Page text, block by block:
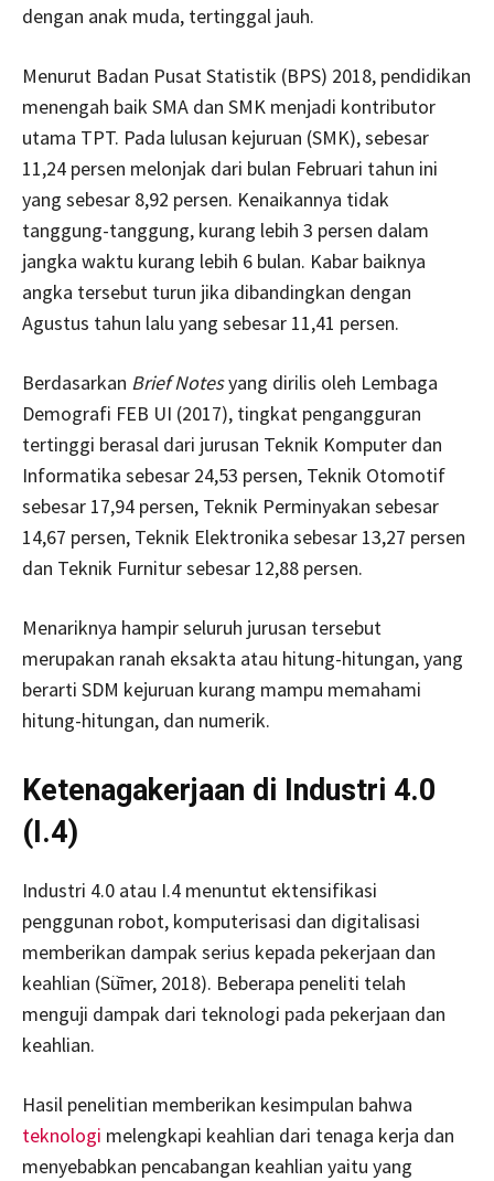
dengan anak muda, tertinggal jauh.
Menurut Badan Pusat Statistik (BPS) 2018, pendidikan
menengah baik SMA dan SMK menjadi kontributor
utama TPT. Pada lulusan kejuruan (SMK), sebesar
11,24 persen melonjak dari bulan Februari tahun ini
yang sebesar 8,92 persen. Kenaikannya tidak
tanggung-tanggung, kurang lebih 3 persen dalam
jangka waktu kurang lebih 6 bulan. Kabar baiknya
angka tersebut turun jika dibandingkan dengan
Agustus tahun lalu yang sebesar 11,41 persen.
Berdasarkan Brief Notesyang dirilis oleh Lembaga
Demografi FEB UI (2017), tingkat pengangguran
tertinggi berasal dari jurusan Teknik Komputer dan
Informatika sebesar 24,53 persen, Teknik Otomotif
sebesar 17,94 persen, Teknik Perminyakan sebesar
14,67 persen, Teknik Elektronika sebesar 13,27 persen
dan Teknik Furnitur sebesar 12,88 persen.
Menariknya hampir seluruh jurusan tersebut
merupakan ranah eksakta atau hitung-hitungan, yang
berarti SDM kejuruan kurang mampu memahami
hitung-hitungan, dan numerik.
Ketenagakerjaan di Industri 4.0
(I.4)
Industri 4.0 atau I.4 menuntut ektensifikasi
penggunan robot, komputerisasi dan digitalisasi
memberikan dampak serius kepada pekerjaan dan
keahlian (Sǖmer, 2018). Beberapa peneliti telah
menguji dampak dari teknologi pada pekerjaan dan
keahlian.
Hasil penelitian memberikan kesimpulan bahwa
teknologi melengkapi keahlian dari tenaga kerja dan
menyebabkan pencabangan keahlian yaitu yang